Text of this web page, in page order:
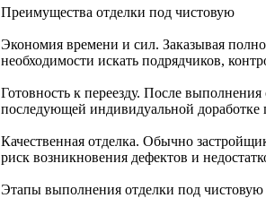
Преимущества отделки под чистовую
Экономия времени и сил. Заказывая
необходимости искать подрядчиков,
Готовность к переезду. После
последующей индивидуальной
Качественная отделка. Обычно
риск возникновения дефектов и
Этапы выполнения отделки под чистовую